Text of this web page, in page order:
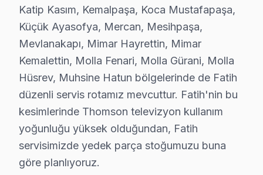
Hocapaşa'da Thomson TV Servisi
Hocapaşa Mahallesi, dinamik yapısı ile öne çıkan
İskenderpaşa'da Thomson TV Servisi
İskenderpaşa, hareketli yaşam tarzı ile tanınan bir
Kalenderhane'de Thomson TV Servisi
Kalenderhane Mahallesi, zengin kültürü ve toplumsal
Karagümrük'te Thomson TV Servisi
Katip Kasım, Kemalpaşa, Koca Mustafapaşa,
Küçük Ayasofya, Mercan, Mesihpaşa,
Mevlanakapı, Mimar Hayrettin, Mimar
Kemalettin, Molla Fenari, Molla Gürani, Molla
Hüsrev, Muhsine Hatun bölgelerinde de Fatih
düzenli servis rotamız mevcuttur. Fatih'nin bu
kesimlerinde Thomson televizyon kullanım
yoğunluğu yüksek olduğundan, Fatih
servisimizde yedek parça stoğumuzu buna
göre planlıyoruz.